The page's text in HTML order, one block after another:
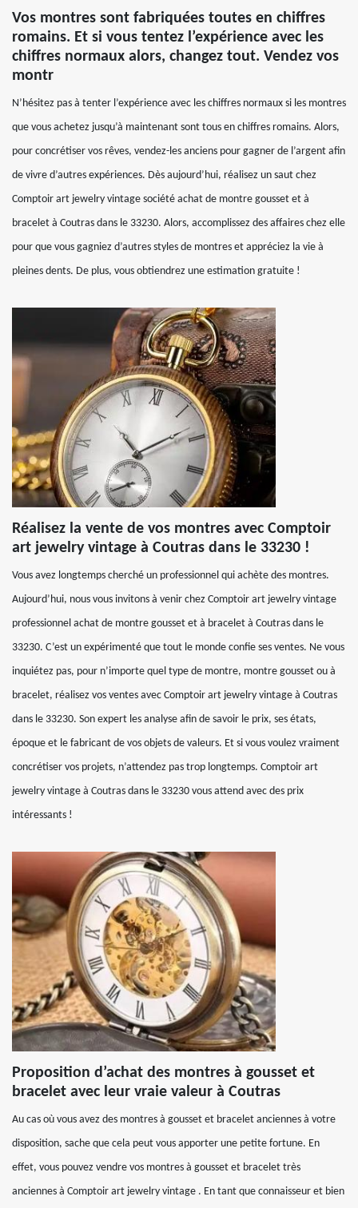
Vos montres sont fabriquées toutes en chiffres
romains. Et si vous tentez l’expérience avec les
chiffres normaux alors, changez tout. Vendez vos
montr
N’hésitez pas à tenter l’expérience avec les chiffres normaux si les montres
que vous achetez jusqu’à maintenant sont tous en chiffres romains. Alors,
pour concrétiser vos rêves, vendez-les anciens pour gagner de l’argent afin
de vivre d’autres expériences. Dès aujourd’hui, réalisez un saut chez
Comptoir art jewelry vintage société achat de montre gousset et à
bracelet à Coutras dans le 33230. Alors, accomplissez des affaires chez elle
pour que vous gagniez d’autres styles de montres et appréciez la vie à
pleines dents. De plus, vous obtiendrez une estimation gratuite !
Réalisez la vente de vos montres avec Comptoir
art jewelry vintage à Coutras dans le 33230 !
Vous avez longtemps cherché un professionnel qui achète des montres.
Aujourd’hui, nous vous invitons à venir chez Comptoir art jewelry vintage
professionnel achat de montre gousset et à bracelet à Coutras dans le
33230. C’est un expérimenté que tout le monde confie ses ventes. Ne vous
inquiétez pas, pour n’importe quel type de montre, montre gousset ou à
bracelet, réalisez vos ventes avec Comptoir art jewelry vintage à Coutras
dans le 33230. Son expert les analyse afin de savoir le prix, ses états,
époque et le fabricant de vos objets de valeurs. Et si vous voulez vraiment
concrétiser vos projets, n’attendez pas trop longtemps. Comptoir art
jewelry vintage à Coutras dans le 33230 vous attend avec des prix
intéressants !
Proposition d’achat des montres à gousset et
bracelet avec leur vraie valeur à Coutras
Au cas où vous avez des montres à gousset et bracelet anciennes à votre
disposition, sache que cela peut vous apporter une petite fortune. En
effet, vous pouvez vendre vos montres à gousset et bracelet très
anciennes à Comptoir art jewelry vintage . En tant que connaisseur et bien